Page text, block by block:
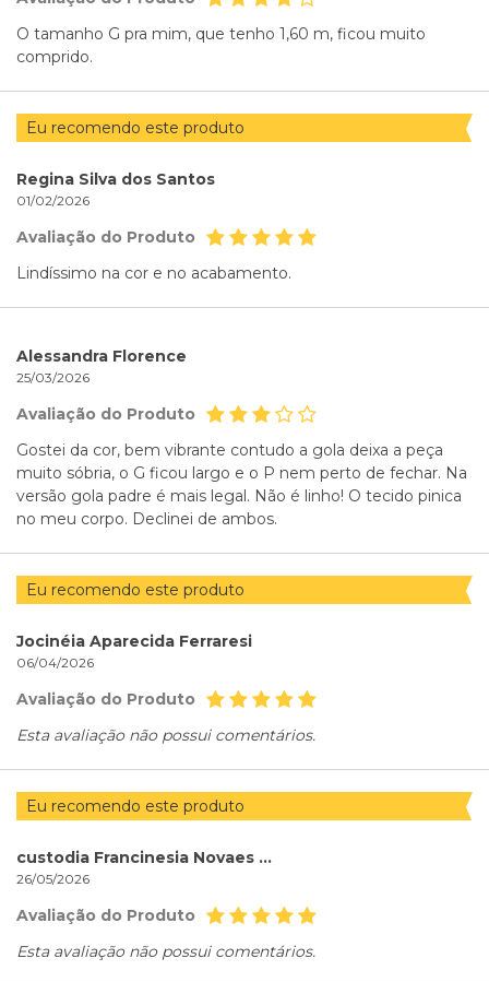
O tamanho G pra mim, que tenho 1,60 m, ficou muito
comprido.
Eu recomendo este produto
Regina Silva dos Santos
01/02/2026
Avaliação do Produto
Lindíssimo na cor e no acabamento.
Alessandra Florence
25/03/2026
Avaliação do Produto
Gostei da cor, bem vibrante contudo a gola deixa a peça
muito sóbria, o G ficou largo e o P nem perto de fechar. Na
versão gola padre é mais legal. Não é linho! O tecido pinica
no meu corpo. Declinei de ambos.
Eu recomendo este produto
Jocinéia Aparecida Ferraresi
06/04/2026
Avaliação do Produto
Esta avaliação não possui comentários.
Eu recomendo este produto
custodia Francinesia Novaes de Sá
26/05/2026
Avaliação do Produto
Esta avaliação não possui comentários.